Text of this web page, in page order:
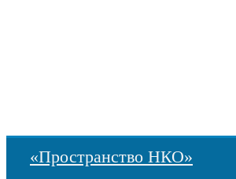
«Пространство НКО»